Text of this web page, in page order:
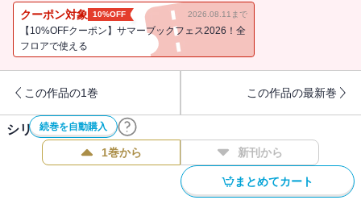
そんなある日、シストからデートに行こうと誘われる！
ジーナは聖女アメリアのアドバイスのもと、告白大作戦を実行する
ことに！
４弾！
クーポン対象 10%OFF 2026.08.11まで
【10%OFFクーポン】サマーブックフェス2026！全
フロアで使える
この作品の1巻 この作品の最新巻
続巻を自動購入
シリーズ作品(5件)
1巻から 新刊から
まとめてカート